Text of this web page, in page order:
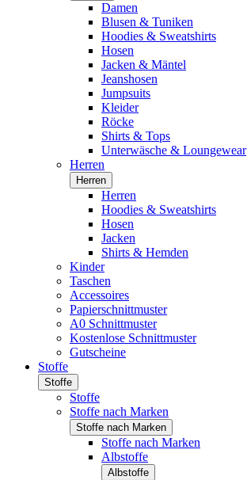
Damen
Blusen & Tuniken
Hoodies & Sweatshirts
Hosen
Jacken & Mäntel
Jeanshosen
Jumpsuits
Kleider
Röcke
Shirts & Tops
Unterwäsche & Loungewear
Herren
Herren
Herren
Hoodies & Sweatshirts
Hosen
Jacken
Shirts & Hemden
Kinder
Taschen
Accessoires
Papierschnittmuster
A0 Schnittmuster
Kostenlose Schnittmuster
Gutscheine
Stoffe
Stoffe
Stoffe
Stoffe nach Marken
Stoffe nach Marken
Stoffe nach Marken
Albstoffe
Albstoffe